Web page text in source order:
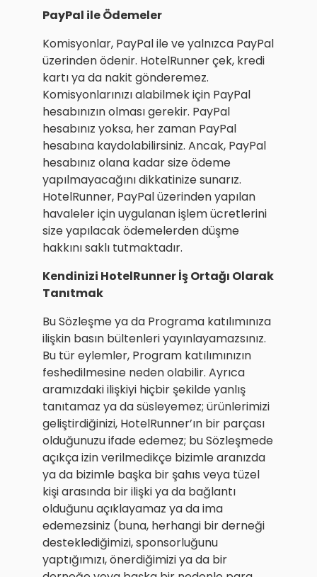
PayPal ile Ödemeler
Komisyonlar, PayPal ile ve yalnızca PayPal
üzerinden ödenir. HotelRunner çek, kredi
kartı ya da nakit gönderemez.
Komisyonlarınızı alabilmek için PayPal
hesabınızın olması gerekir. PayPal
hesabınız yoksa, her zaman PayPal
hesabına kaydolabilirsiniz. Ancak, PayPal
hesabınız olana kadar size ödeme
yapılmayacağını dikkatinize sunarız.
HotelRunner, PayPal üzerinden yapılan
havaleler için uygulanan işlem ücretlerini
size yapılacak ödemelerden düşme
hakkını saklı tutmaktadır.
Kendinizi HotelRunner İş Ortağı Olarak
Tanıtmak
Bu Sözleşme ya da Programa katılımınıza
ilişkin basın bültenleri yayınlayamazsınız.
Bu tür eylemler, Program katılımınızın
feshedilmesine neden olabilir. Ayrıca
aramızdaki ilişkiyi hiçbir şekilde yanlış
tanıtamaz ya da süsleyemez; ürünlerimizi
geliştirdiğinizi, HotelRunner’ın bir parçası
olduğunuzu ifade edemez; bu Sözleşmede
açıkça izin verilmedikçe bizimle aranızda
ya da bizimle başka bir şahıs veya tüzel
kişi arasında bir ilişki ya da bağlantı
olduğunu açıklayamaz ya da ima
edemezsiniz (buna, herhangi bir derneği
desteklediğimizi, sponsorluğunu
yaptığımızı, önerdiğimizi ya da bir